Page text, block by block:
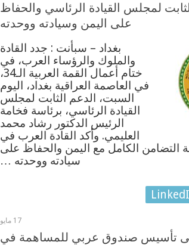
لمجلس القيادة الرئاسي والحفاظ
على اليمن وسيادته ووحدته
بغداد – سبأنت : جدد القادة
والملوك والرؤساء العرب، في
ختام أعمال القمة العربية الـ34،
في العاصمة العراقية بغداد، اليوم
السبت، الدعم الثابت لمجلس
القيادة الرئاسي، برئاسة فخامة
الرئيس الدكتور رشاد محمد
العليمي. وأكد القادة العرب في
التضامن الكامل مع اليمن والحفاظ على
سيادته ووحدته …
17 مايو
تأسيس صندوق عربي للمساهمة في